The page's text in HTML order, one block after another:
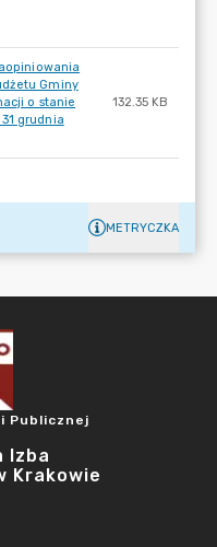
Gminy
o stanie
grudnia
132.35 KB
METRYCZKA
Publicznej
Izba
Krakowie